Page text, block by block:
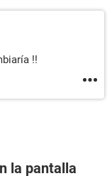
!!
la pantalla